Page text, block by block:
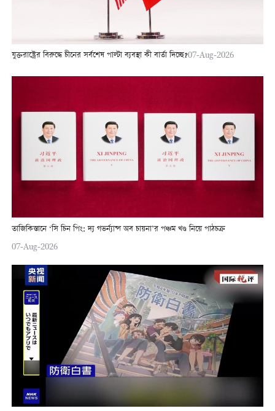
যুক্তরাষ্ট্রের বিরুদ্ধে চীনের সর্বশেষ পাল্টা ব্যবস্থা কী বার্তা দিচ্ছে?07-Aug-2026
তাজিকিস্তানে ‘সি চিন পিং: দ্য গভর্ন্যান্স অব চায়না’র পঞ্চম খণ্ড নিয়ে পাঠচক্র
07-Aug-2026